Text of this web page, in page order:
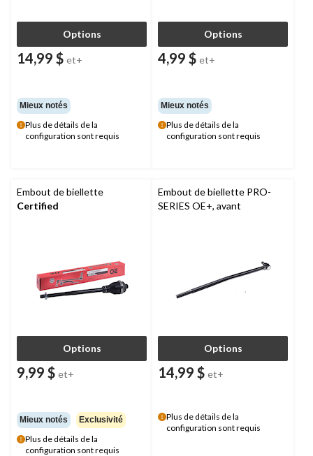
Options
14,99 $ et+
Mieux notés
Plus de détails de la
configuration sont requis
Options
4,99 $ et+
Mieux notés
Plus de détails de la
configuration sont requis
Embout de biellette
Certified
Options
9,99 $ et+
Mieux notés Exclusivité
Plus de détails de la
configuration sont requis
Embout de biellette PRO-
SERIES OE+, avant
Options
14,99 $ et+
Plus de détails de la
configuration sont requis